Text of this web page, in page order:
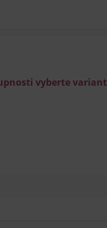
vyberte variant